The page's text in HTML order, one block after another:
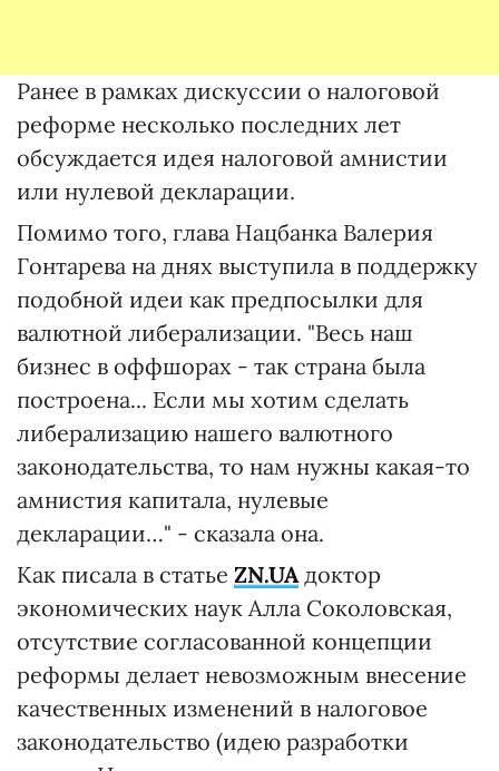
Ранее в рамках дискуссии о налоговой
реформе несколько последних лет
обсуждается идея налоговой амнистии
или нулевой декларации.
Помимо того, глава Нацбанка Валерия
Гонтарева на днях выступила в поддержку
подобной идеи как предпосылки для
валютной либерализации. "Весь наш
бизнес в оффшорах - так страна была
построена... Если мы хотим сделать
либерализацию нашего валютного
законодательства, то нам нужны какая-то
амнистия капитала, нулевые
декларации…" - сказала она.
Как писала в статье ZN.UAдоктор
экономических наук Алла Соколовская,
отсутствие согласованной концепции
реформы делает невозможным внесение
качественных изменений в налоговое
законодательство (идею разработки